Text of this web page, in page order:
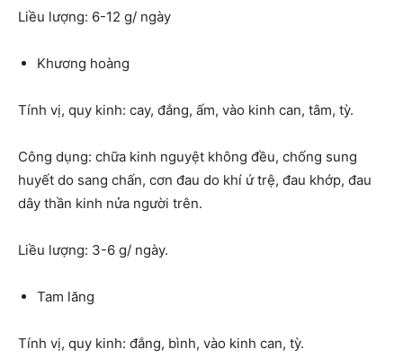
Liều lượng: 6-12 g/ ngày
Khương hoàng
Tính vị, quy kinh: cay, đắng, ấm, vào kinh can, tâm, tỳ.
Công dụng: chữa kinh nguyệt không đều, chống sung
huyết do sang chấn, cơn đau do khí ứ trệ, đau khớp, đau
dây thần kinh nửa người trên.
Liều lượng: 3-6 g/ ngày.
Tam lăng
Tính vị, quy kinh: đắng, bình, vào kinh can, tỳ.